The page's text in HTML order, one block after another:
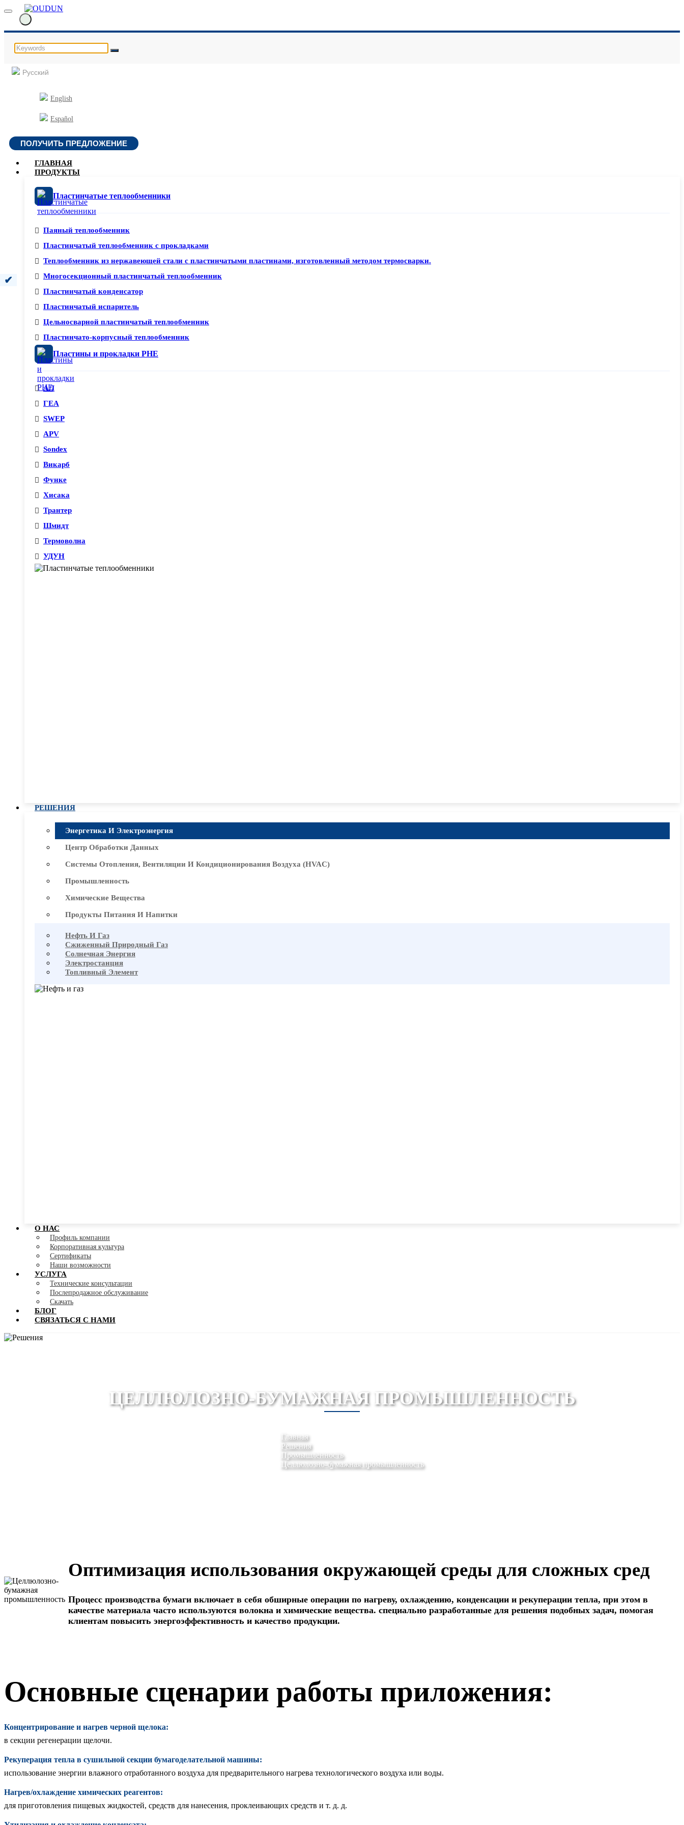
Русский
English
Español
ПОЛУЧИТЬ ПРЕДЛОЖЕНИЕ
ГЛАВНАЯ
ПРОДУКТЫ
Пластинчатые теплообменники
Паяный теплообменник
Пластинчатый теплообменник с прокладками
Теплообменник из нержавеющей стали с пластинчатыми пластинами, изготовленный методом термосварки.
Многосекционный пластинчатый теплообменник
Пластинчатый конденсатор
Пластинчатый испаритель
Цельносварной пластинчатый теплообменник
Пластинчато-корпусный теплообменник
Пластины и прокладки PHE
АЛ
ГЕА
SWEP
APV
Sondex
Викарб
Функе
Хисака
Трантер
Шмидт
Термоволна
УДУН
РЕШЕНИЯ
Энергетика И Электроэнергия
Центр Обработки Данных
Системы Отопления, Вентиляции И Кондиционирования Воздуха (HVAC)
Промышленность
Химические Вещества
Продукты Питания И Напитки
Нефть И Газ
Сжиженный Природный Газ
Солнечная Энергия
Электростанция
Топливный Элемент
О НАС
Профиль компании
Корпоративная культура
Сертификаты
Наши возможности
УСЛУГА
Технические консультации
Послепродажное обслуживание
Скачать
БЛОГ
СВЯЗАТЬСЯ С НАМИ
ЦЕЛЛЮЛОЗНО-БУМАЖНАЯ ПРОМЫШЛЕННОСТЬ
Главная
Решения
Промышленность
Целлюлозно-бумажная промышленность
Оптимизация использования окружающей среды для сложных сред
Процесс производства бумаги включает в себя обширные операции по нагреву, охлаждению, конденсации и рекуперации тепла, при этом в
качестве материала часто используются волокна и химические вещества. специально разработанные для решения подобных задач, помогая
клиентам повысить энергоэффективность и качество продукции.
Основные сценарии работы приложения:
Концентрирование и нагрев черной щелока:
в секции регенерации щелочи.
Рекуперация тепла в сушильной секции бумагоделательной машины:
использование энергии влажного отработанного воздуха для предварительного нагрева технологического воздуха или воды.
Нагрев/охлаждение химических реагентов:
для приготовления пищевых жидкостей, средств для нанесения, проклеивающих средств и т. д. д.